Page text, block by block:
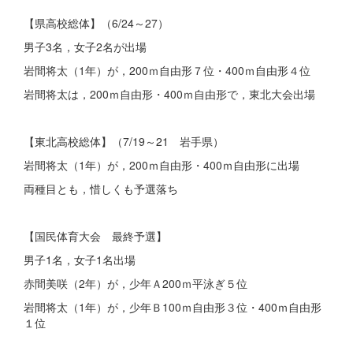
【県高校総体】（6/24～27）
男子3名，女子2名が出場
岩間将太（1年）が，200ｍ自由形７位・400ｍ自由形４位
岩間将太は，200ｍ自由形・400ｍ自由形で，東北大会出場
【東北高校総体】（7/19～21 岩手県）
岩間将太（1年）が，200ｍ自由形・400ｍ自由形に出場
両種目とも，惜しくも予選落ち
【国民体育大会 最終予選】
男子1名，女子1名出場
赤間美咲（2年）が，少年Ａ200ｍ平泳ぎ５位
岩間将太（1年）が，少年Ｂ100ｍ自由形３位・400ｍ自由形
１位